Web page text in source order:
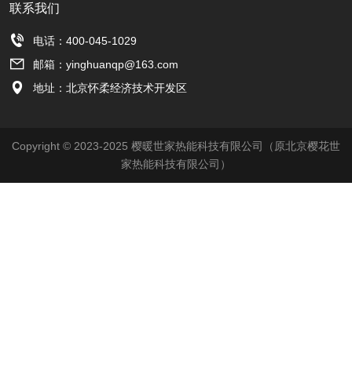
联系我们
 电话：400-045-1029
 邮箱：yinghuanqp@163.com
 地址：北京怀柔经济技术开发区
Copyright © 2023-2025 樱暖世家热能科技有限公司（原北京樱花世
家热能科技有限公司）